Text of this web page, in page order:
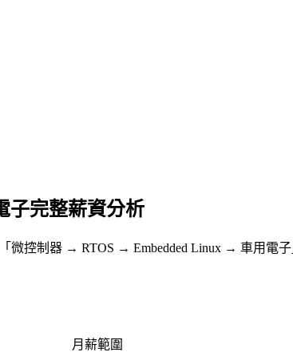
子完整薪資分析
微控制器 → RTOS → Embedded Linux → 車用電
月薪範圍